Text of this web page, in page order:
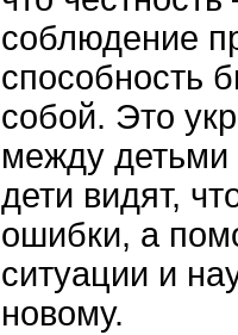
соблюдение
способность
собой. Это
между
дети видят,
ошибки, а
ситуации и
новому.